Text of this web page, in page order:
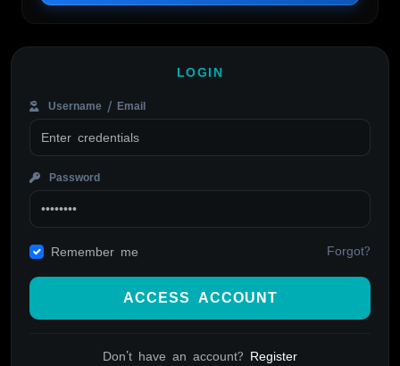
LOGIN
Username / Email
Password
Remember me Forgot?
ACCESS ACCOUNT
Don't have an account? Register